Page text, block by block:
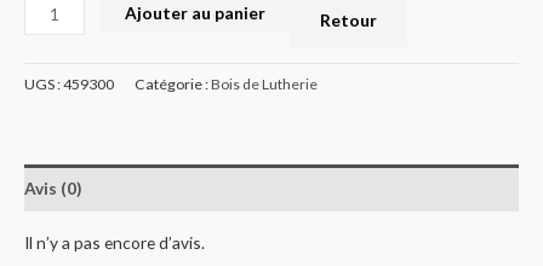
Ajouter au panier Retour
UGS :459300 Catégorie :Bois de Lutherie
Avis (0)
Il n’y a pas encore d’avis.